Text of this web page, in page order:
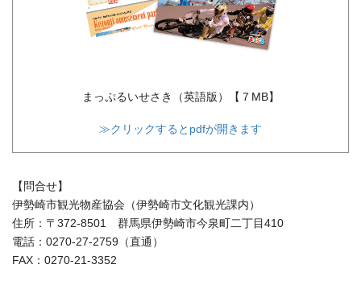
まっぷるいせさき（英語版）【７MB】
≫クリックするとpdfが開きます
【問合せ】
伊勢崎市観光物産協会（伊勢崎市文化観光課内）
住所：〒372-8501 群馬県伊勢崎市今泉町二丁目410
電話：0270-27-2759（直通）
FAX：0270-21-3352